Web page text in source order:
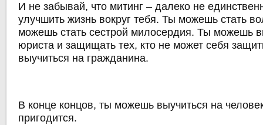
И не забывай, что митинг – далеко не
улучшить жизнь вокруг тебя. Ты можешь стать
можешь стать сестрой милосердия. Ты можешь
юриста и защищать тех, кто не может себя
выучиться на гражданина.
В конце концов, ты можешь выучиться на
пригодится.